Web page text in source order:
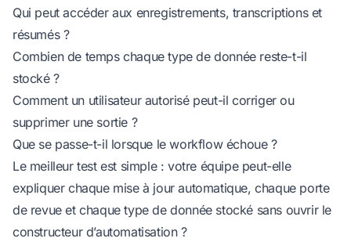
Qui peut accéder aux enregistrements, transcriptions et
résumés ?
Combien de temps chaque type de donnée reste-t-il
stocké ?
Comment un utilisateur autorisé peut-il corriger ou
supprimer une sortie ?
Que se passe-t-il lorsque le workflow échoue ?
Le meilleur test est simple : votre équipe peut-elle
expliquer chaque mise à jour automatique, chaque porte
de revue et chaque type de donnée stocké sans ouvrir le
constructeur d’automatisation ?